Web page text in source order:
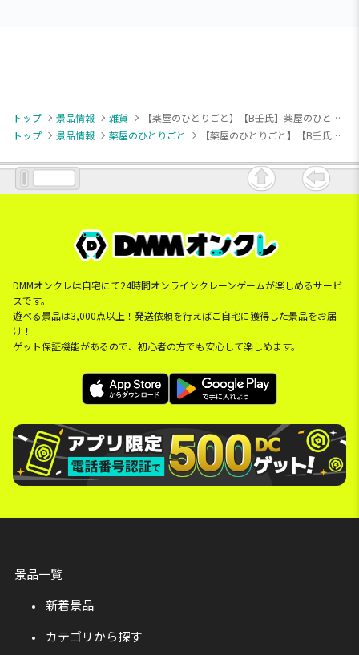
トップ 景品情報 雑貨
【薬屋のひとりごと】【B壬氏】薬屋のひとりごと 茶器4点セット
トップ
景品情報 薬屋のひとりごと 【薬屋のひとりごと】【B壬氏】薬屋のひとりごと 茶器4点セット
DMMオンクレは自宅にて24時間オンラインクレーンゲームが楽しめるサービ
スです。
遊べる景品は3,000点以上！発送依頼を行えばご自宅に獲得した景品をお届
け！
ゲット保証機能があるので、初心者の方でも安心して楽しめます。
景品一覧
新着景品
カテゴリから探す